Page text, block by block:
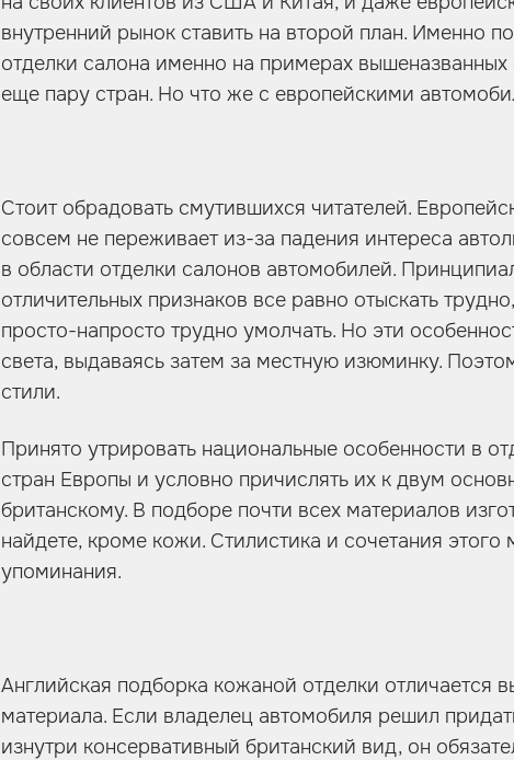
Шумоизоляция
Автозвук
Карбон
внутренний рынок ставить на второй план. Именно
отделки салона именно на примерах
еще пару стран. Но что же с европейскими
Стоит обрадовать смутившихся читателей.
совсем не переживает из-за падения интереса
в области отделки салонов автомобилей.
отличительных признаков все равно отыскать
просто-напросто трудно умолчать. Но эти
света, выдаваясь затем за местную изюминку.
стили.
Принято утрировать национальные особенности в
стран Европы и условно причислять их к двум
британскому. В подборе почти всех материалов
найдете, кроме кожи. Стилистика и сочетания этого
упоминания.
Английская подборка кожаной отделки отличается
материала. Если владелец автомобиля решил
изнутри консервативный британский вид, он